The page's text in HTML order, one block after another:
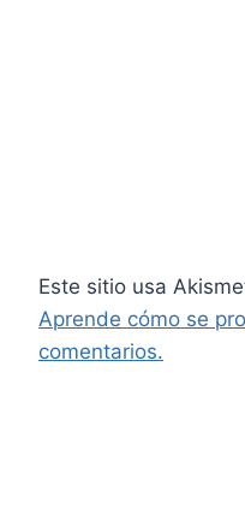
Este sitio usa
Aprende cómo se
comentarios.